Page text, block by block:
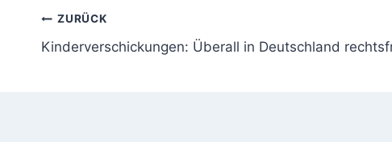
Beitragsnavigation
ZURÜCK
Kinderverschickungen: Überall in Deutschland